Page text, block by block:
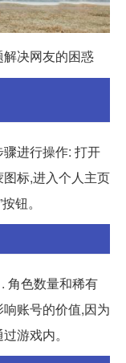
解决网友的困惑
进行操作: 打开
标,进入个人主页
钮。
角色数量和稀有
账号的价值,因为
游戏内。